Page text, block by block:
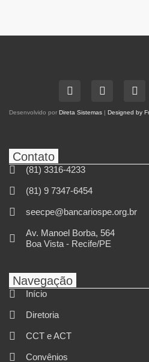
Desenvolvido por Direta Sistemas | Designed by
Contato
(81) 3316-4233
(81) 9 7347-6454
seecpe@bancariospe.org.br
Av. Manoel Borba, 564
Boa Vista - Recife/PE
Navegação
Início
Diretoria
CCT e ACT
Convênios